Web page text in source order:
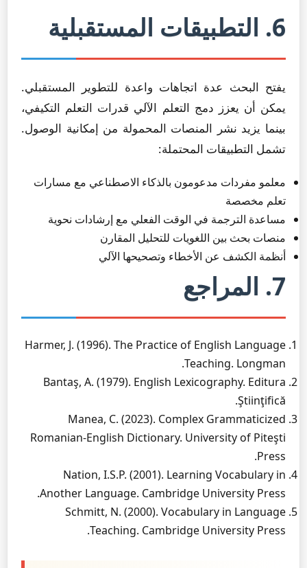
6. التطبيقات المستقبلية
يفتح البحث عدة اتجاهات واعدة للتطوير المستقبلي.
يمكن أن يعزز دمج التعلم الآلي قدرات التعلم التكيفي،
بينما يزيد نشر المنصات المحمولة من إمكانية الوصول.
تشمل التطبيقات المحتملة:
معلمو مفردات مدعومون بالذكاء الاصطناعي مع مسارات
تعلم مخصصة
مساعدة الترجمة في الوقت الفعلي مع إرشادات نحوية
منصات بحث بين اللغويات للتحليل المقارن
أنظمة الكشف عن الأخطاء وتصحيحها الآلي
7. المراجع
Harmer, J. (1996). The Practice of English Language
Teaching. Longman.
Bantaş, A. (1979). English Lexicography. Editura
Ştiinţifică.
Manea, C. (2023). Complex Grammaticized
Romanian-English Dictionary. University of Piteşti
Press.
Nation, I.S.P. (2001). Learning Vocabulary in
Another Language. Cambridge University Press.
Schmitt, N. (2000). Vocabulary in Language
Teaching. Cambridge University Press.